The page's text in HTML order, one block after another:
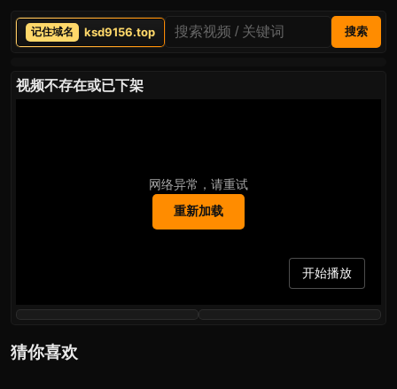
ksd9156.top 搜索
视频不存在或已下架
网络异常，请重试
重新加载
开始播放
猜你喜欢